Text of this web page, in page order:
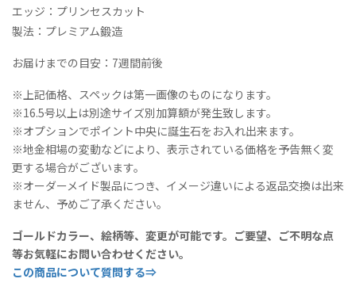
エッジ：プリンセスカット
製法：プレミアム鍛造
お届けまでの目安：7週間前後
※上記価格、スペックは第一画像のものになります。
※16.5号以上は別途サイズ別加算額が発生致します。
※オプションでポイント中央に誕生石をお入れ出来ます。
※地金相場の変動などにより、表示されている価格を予告無く変
更する場合がございます。
※オーダーメイド製品につき、イメージ違いによる返品交換は出来
ません、予めご了承ください。
ゴールドカラー、絵柄等、変更が可能です。ご要望、ご不明な点
等お気軽にお問い合わせください。
この商品について質問する⇒